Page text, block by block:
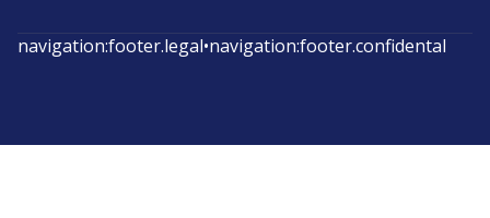
navigation:footer.legal•navigation:footer.confidental